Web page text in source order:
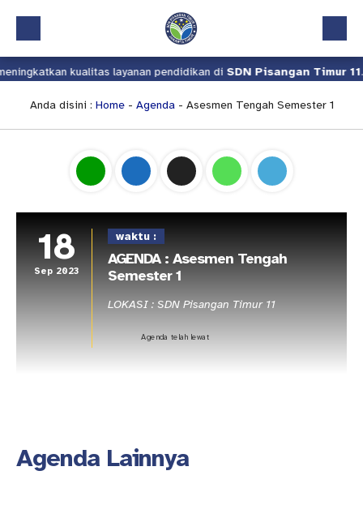
Beranda
Profil
Kalender Akademik
Pindah Sekolah
kualitas layanan pendidikan diSDN Pisangan Timur 11.
Anda disini : Home- Agenda- Asesmen Tengah Semester 1
18
Sep 2023
waktu :
AGENDA : Asesmen Tengah
Semester 1
LOKASI : SDN Pisangan Timur 11
Agenda telah lewat
Agenda Lainnya